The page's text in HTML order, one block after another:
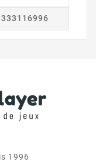
1996